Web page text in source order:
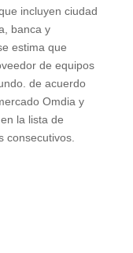
incluyen ciudad
banca y
estima que
de equipos
de acuerdo
Omdia y
la lista de
consecutivos.